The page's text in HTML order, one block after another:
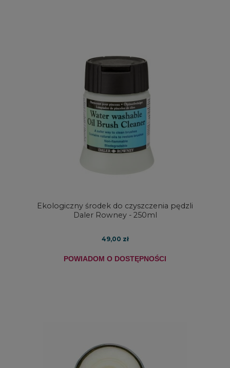
Ekologiczny środek do czyszczenia pędzli
Daler Rowney - 250ml
49,00 zł
POWIADOM O DOSTĘPNOŚCI